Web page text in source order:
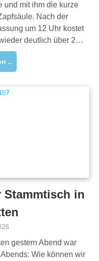
und mit ihm die kurze
Nach der
um 12 Uhr kostet
deutlich über 2…
..
Stammtisch in
gestern Abend war
Wie können wir